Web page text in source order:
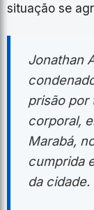
situação se
Jonathan
prisão por
corporal,
Marabá,
cumprida
da cidade.